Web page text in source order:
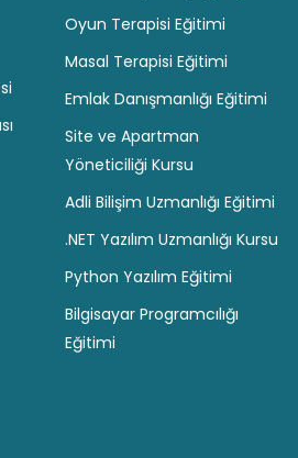
Oyun Terapisi Eğitimi
Masal Terapisi Eğitimi
Emlak Danışmanlığı Eğitimi
Site ve Apartman
Yöneticiliği Kursu
Adli Bilişim Uzmanlığı Eğitimi
.NET Yazılım Uzmanlığı Kursu
Python Yazılım Eğitimi
Bilgisayar Programcılığı
Eğitimi